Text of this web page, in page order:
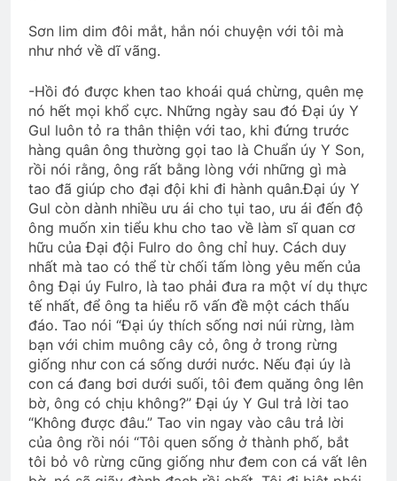
Sơn lim dim đôi mắt, hắn nói chuyện với tôi mà
như nhớ về dĩ vãng.
-Hồi đó được khen tao khoái quá chừng, quên mẹ
nó hết mọi khổ cực. Những ngày sau đó Đại úy Y
Gul luôn tỏ ra thân thiện với tao, khi đứng trước
hàng quân ông thường gọi tao là Chuẩn úy Y Son,
rồi nói rằng, ông rất bằng lòng với những gì mà
tao đã giúp cho đại đội khi đi hành quân.Đại úy Y
Gul còn dành nhiều ưu ái cho tụi tao, ưu ái đến độ
ông muốn xin tiểu khu cho tao về làm sĩ quan cơ
hữu của Đại đội Fulro do ông chỉ huy. Cách duy
nhất mà tao có thể từ chối tấm lòng yêu mến của
ông Đại úy Fulro, là tao phải đưa ra một ví dụ thực
tế nhất, để ông ta hiểu rõ vấn đề một cách thấu
đáo. Tao nói “Đại úy thích sống nơi núi rừng, làm
bạn với chim muông cây cỏ, ông ở trong rừng
giống như con cá sống dưới nước. Nếu đại úy là
con cá đang bơi dưới suối, tôi đem quăng ông lên
bờ, ông có chịu không?” Đại úy Y Gul trả lời tao
“Không được đâu.” Tao vin ngay vào câu trả lời
của ông rồi nói “Tôi quen sống ở thành phố, bắt
tôi bỏ vô rừng cũng giống như đem con cá vất lên